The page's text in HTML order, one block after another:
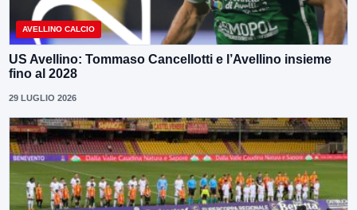
AVELLINO CALCIO
US Avellino: Tommaso Cancellotti e l’Avellino insieme
fino al 2028
29 LUGLIO 2026